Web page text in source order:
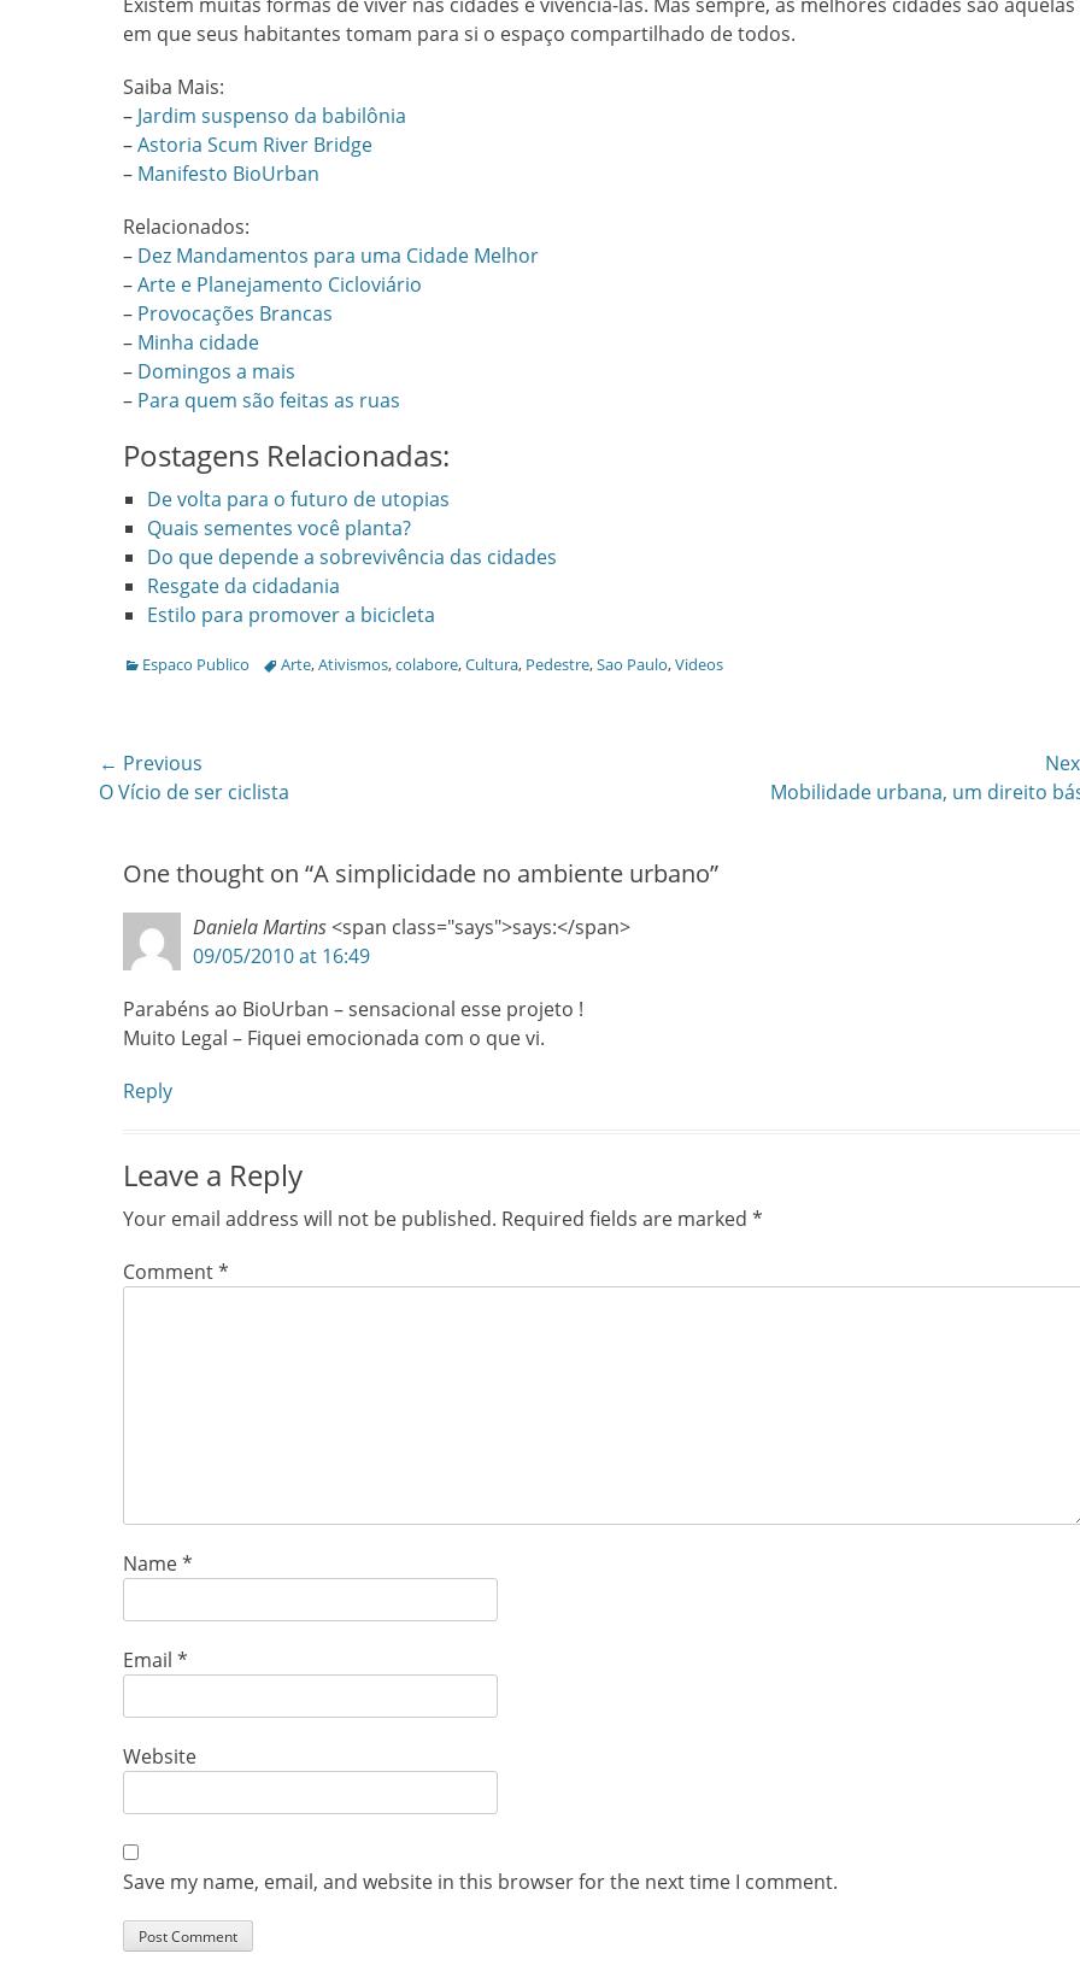
em que seus habitantes tomam para si o espaço compartilhado de todos.
Saiba Mais:
– Jardim suspenso da babilônia
–Astoria Scum River Bridge
– Manifesto BioUrban
Relacionados:
– Dez Mandamentos para uma Cidade Melhor
–Arte e Planejamento Cicloviário
– Provocações Brancas
– Minha cidade
– Domingos a mais
– Para quem são feitas as ruas
Postagens Relacionadas:
De volta para o futuro de utopias
Quais sementes você planta?
Do que depende a sobrevivência das cidades
Resgate da cidadania
Estilo para promover a bicicleta
Categories
Espaco Publico TagsArte,Ativismos,colabore,Cultura, Pedestre,Sao Paulo,Videos
Post
navigation
← Previous
Previous
O Vício de ser ciclista Mobilidade urbana, um direito
One thought on “A simplicidade no ambiente urbano”
Daniela Martins<span class="says">says:</span>
09/05/2010 at 16:49
Parabéns ao BioUrban – sensacional esse projeto !
Muito Legal – Fiquei emocionada com o que vi.
Reply
Leave a Reply
Your email address will not be published. Required fields are marked *
Comment*
Name*
Email *
Website
Save my name, email, and website in this browser for the next time I comment.